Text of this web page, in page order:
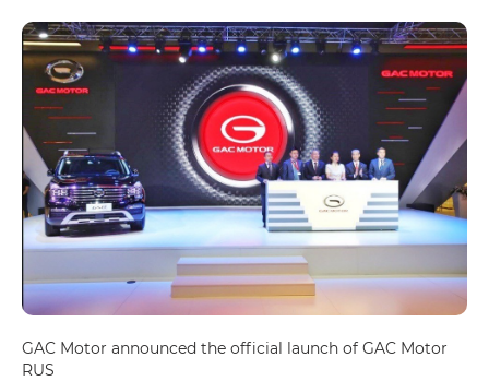
GAC Motor announced the official launch of GAC Motor
RUS